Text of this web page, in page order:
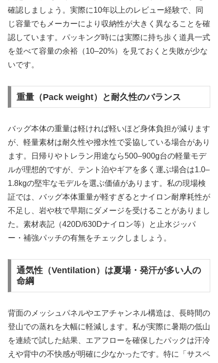
確認しましょう。実際に10年以上のレビュー経験で、同
じ容量でもメーカーにより収納性が大きく異なることを確
認しています。パッキング時には実際に持ち歩く道具一式
を並べて容量の余裕（10–20%）を見ておくと失敗が少な
いです。
重量（Pack weight）と耐久性のバランス
バッグ本体の重量は軽ければ軽いほど身体負担が減ります
が、軽量素材は耐久性や撥水性で妥協している場合があり
ます。日帰りやトレラン用途なら500–900g台の軽量モデ
ルが理想的ですが、テント泊やギアを多く運ぶ場合は1.0–
1.8kgの堅牢なモデルを選ぶ価値があります。私の現場検
証では、バッグ本体重量が軽すぎるとナイロン耐摩耗性が
不足し、岩や枝で早期にダメージを受けることがありまし
た。素材表記（420D/630Dナイロン等）と止水ジッパ
ー・補強パッチの有無をチェックしましょう。
通気性（Ventilation）は夏場・発汗が多い人の
命綱
背面のメッシュパネルやエアチャンネル構造は、長時間の
登山での蒸れを大幅に軽減します。私が実際に暑期の低山
を連続で試した結果、エアフローを確保したパックは汗冷
えや背中の不快感が明確に少なかったです。特に「サスペ